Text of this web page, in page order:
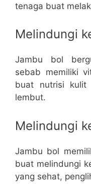
tenaga buat
Melindungi
Jambu bol
sebab memiliki
buat nutrisi kulit
lembut.
Melindungi
Jambu bol
buat melindungi
yang sehat,